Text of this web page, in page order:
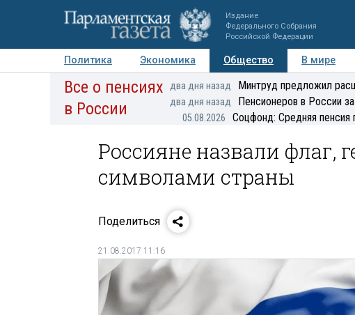
Издание
Федерального Собрания
Российской Федерации
Политика Экономика Общество В мире
Авторы Персоны Мнения Регионы
Все о пенсиях
в России
два дня назад Минтруд предложил
два дня назад Пенсионеров в России
05.08.2026 Соцфонд: Средняя пенсия
Россияне назвали флаг,
символами страны
Поделиться
21.08.2017 11:16